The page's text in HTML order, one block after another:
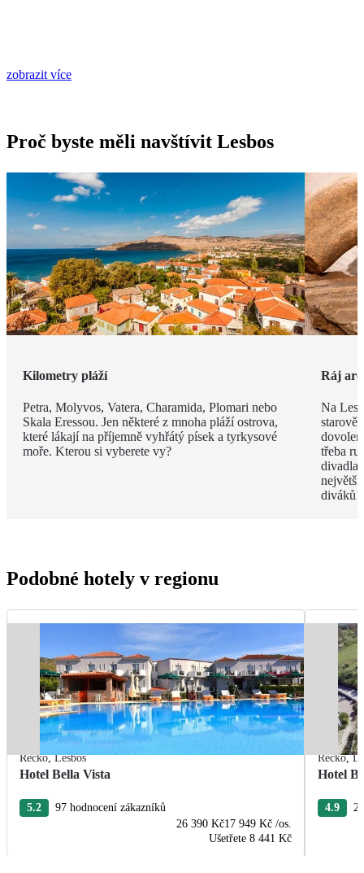
zobrazit více
Proč byste měli navštívit Lesbos
Kilometry pláží
Petra, Molyvos, Vatera, Charamida, Plomari nebo
Skala Eressou. Jen některé z mnoha pláží ostrova,
které lákají na příjemně vyhřátý písek a tyrkysové
moře. Kterou si vyberete vy?
Ráj
Na
třeba
divadla
největší
diváků!
Podobné hotely v regionu
Řecko,Lesbos
Hotel Bella Vista
5.2
97 hodnocení zákazníků
26 390 Kč17 949 Kč /os.
Ušetřete 8 441 Kč
Řecko,
Hotel
4.9